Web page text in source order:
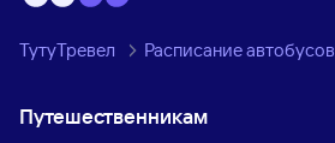
ТутуТревел Расписание автобусов
Путешественникам